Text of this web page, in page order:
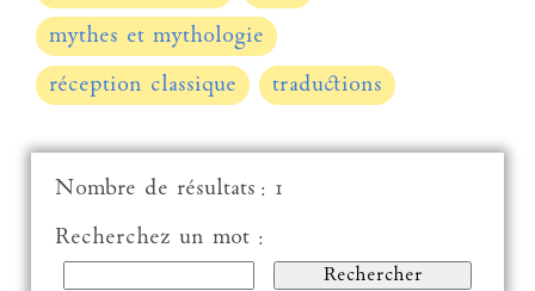
mythes et mythologie
réception classique
traductions
Nombre de résultats : 1
Recherchez un mot :